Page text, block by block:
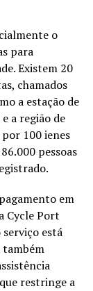
o
para
Existem 20
chamados
a estação de
a região de
100 ienes
pessoas
em
Cycle Port
está
também
restringe a